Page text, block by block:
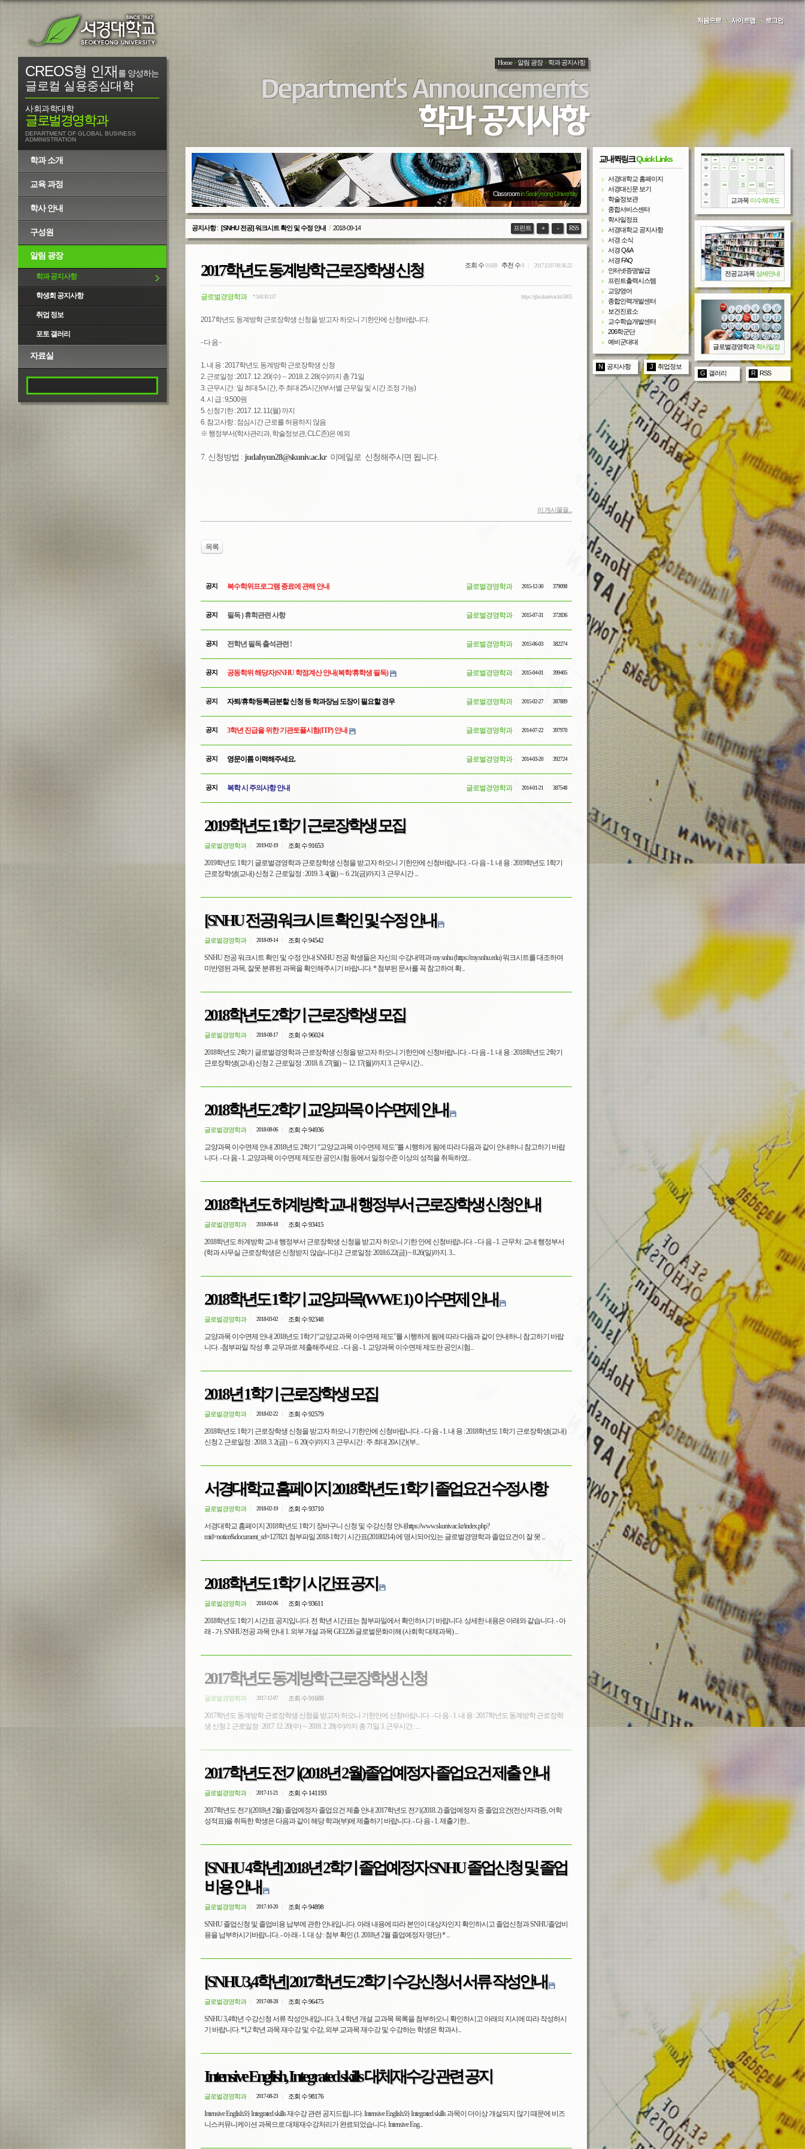
처음으로 / 사이트맵 / 로그인
CREOS형 인재 를 양성하는
글로컬 실용중심대학
사회과학대학
글로벌경영학과
DEPARTMENT OF GLOBAL BUSINESS
ADMINISTRATION
학과 소개
교육 과정
학사 안내
구성원
알림 광장
학과 공지사항
학생회 공지사항
취업 정보
포토 갤러리
자료실
Home>알림 광장>학과 공지사항
Classroomin Seokyeong University
공지사항: 2018학년도 2학기 근로장학생 모집 / 2018-08-17 RSS
-
+
프린트
2017학년도 동계방학 근로장학생 신청 조회 수91688 추천 수0 2017.12.07 09:36:22
글로벌경영학과 *.168.30.137 https://gbs.skuniv.ac.kr/5805
2017학년도 동계방학 근로장학생 신청을 받고자 하오니 기한안에 신청바랍니다.
- 다 음 -
1. 내 용 : 2017학년도 동계방학 근로장학생 신청
2. 근로일정 : 2017. 12. 20(수) ∼ 2018. 2. 28(수)까지 총 71일
3. 근무시간 : 일 최대 5시간, 주 최대 25시간(부서별 근무일 및 시간 조정 가능)
4. 시 급 : 9,500원
5. 신청기한 : 2017. 12. 11(월) 까지
6. 참고사항 : 점심시간 근로를 허용하지 않음
※ 행정부서(학사관리과, 학술정보관, CLC존)은 예외
7. 신청방법 : judahyun28@skuniv.ac.kr이메일로 신청해주시면 됩니다.
이 게시물을...
목록
공지 복수학위프로그램 종료에 관해 안내 글로벌경영학과 2015-12-30 379098
공지 필독 ) 휴학관련 사항 글로벌경영학과 2015-07-31 372836
공지 전학년 필독 출석관련 ! 글로벌경영학과 2015-06-03 382274
공지 공동학위 해당자)SNHU 학점계산 안내(복학/휴학생 필독) 글로벌경영학과 2015-04-01 399405
공지 자퇴/휴학/등록금분할 신청 등 학과장님 도장이 필요할 경우 글로벌경영학과 2015-02-27 387889
공지 3학년 진급을 위한 기관토플시험(ITP) 안내 글로벌경영학과 2014-07-22 397970
공지 영문이름 이력해주세요. 글로벌경영학과 2014-03-20 392724
공지 복학 시 주의사항 안내 글로벌경영학과 2014-01-21 387548
2019학년도 1학기 근로장학생 모집
글로벌경영학과 2019-02-19 조회 수 91653
2019학년도 1학기 글로벌경영학과 근로장학생 신청을 받고자 하오니 기한안에 신청바랍니다. - 다 음 - 1. 내 용 : 2019학년도 1학기
근로장학생(교내) 신청 2. 근로일정 : 2019. 3. 4(월) ∼ 6. 21(금)까지 3. 근무시간 ...
[SNHU 전공] 워크시트 확인 및 수정 안내
글로벌경영학과 2018-09-14 조회 수 94542
SNHU 전공 워크시트 확인 및 수정 안내 SNHU 전공 학생들은 자신의 수강내역과 my snhu (https://my.snhu.edu) 워크시트를 대조하여
미반영된 과목, 잘못 분류된 과목을 확인해주시기 바랍니다. * 첨부된 문서를 꼭 참고하여 확...
2018학년도 2학기 근로장학생 모집
글로벌경영학과 2018-08-17 조회 수 96024
2018학년도 2학기 글로벌경영학과 근로장학생 신청을 받고자 하오니 기한안에 신청바랍니다. - 다 음 - 1. 내 용 : 2018학년도 2학기
근로장학생(교내) 신청 2. 근로일정 : 2018. 8. 27(월) ∼ 12. 17(월)까지 3. 근무시간...
2018학년도 2학기 교양과목 이수면제 안내
글로벌경영학과 2018-08-06 조회 수 94936
교양과목 이수면제 안내 2018년도 2학기 “교양교과목 이수면제 제도”를 시행하게 됨에 따라 다음과 같이 안내하니 참고하기 바랍
니다. - 다 음 - 1. 교양과목 이수면제 제도란 공인시험 등에서 일정수준 이상의 성적을 취득하였...
2018학년도 하계방학 교내 행정부서 근로장학생 신청안내
글로벌경영학과 2018-06-18 조회 수 93415
2018학년도 하계방학 교내 행정부서 근로장학생 신청을 받고자 하오니 기한 안에 신청바랍니다. - 다 음 - 1. 근무처: 교내 행정부서
(학과 사무실 근로장학생은 신청받지 않습니다) 2. 근로일정: 2018.6.22(금) ~ 8.26(일)까지. 3...
2018학년도 1학기 교양과목(WWE 1) 이수면제 안내
글로벌경영학과 2018-03-02 조회 수 92348
교양과목 이수면제 안내 2018년도 1학기“교양교과목 이수면제 제도”를 시행하게 됨에 따라 다음과 같이 안내하니 참고하기 바랍
니다. -첨부파일 작성 후 교무과로 제출해주세요. - 다 음 - 1. 교양과목 이수면제 제도란 공인시험...
2018년 1학기 근로장학생 모집
글로벌경영학과 2018-02-22 조회 수 92579
2018학년도 1학기 근로장학생 신청을 받고자 하오니 기한안에 신청바랍니다. - 다 음 - 1. 내 용 : 2018학년도 1학기 근로장학생(교내)
신청 2. 근로일정 : 2018. 3. 2(금) ∼ 6. 20(수)까지 3. 근무시간 : 주 최대 20시간(부...
서경대학교 홈페이지 2018학년도 1학기 졸업요건 수정사항
글로벌경영학과 2018-02-19 조회 수 93710
서경대학교 홈페이지 2018학년도 1학기 장바구니 신청 및 수강신청 안내https://www.skuniv.ac.kr/index.php?
mid=notice&document_srl=127821 첨부파일 2018-1학기 시간표(20180214) 에 명시되어있는 글로벌경영학과 졸업요건이 잘 못 ...
2018학년도 1학기 시간표 공지
글로벌경영학과 2018-02-06 조회 수 93611
2018학년도 1학기 시간표 공지입니다. 전 학년 시간표는 첨부파일에서 확인하시기 바랍니다. 상세한 내용은 아래와 같습니다. - 아
래 - 가. SNHU전공 과목 안내 1. 외부 개설 과목 GE1226 글로벌문화이해 (사회학 대체과목) ...
2017학년도 동계방학 근로장학생 신청
글로벌경영학과 2017-12-07 조회 수 91688
2017학년도 동계방학 근로장학생 신청을 받고자 하오니 기한안에 신청바랍니다. - 다 음 - 1. 내 용 : 2017학년도 동계방학 근로장학
생 신청 2. 근로일정 : 2017. 12. 20(수) ∼ 2018. 2. 28(수)까지 총 71일 3. 근무시간 : ...
2017학년도 전기(2018년 2월)졸업예정자 졸업요건 제출 안내
글로벌경영학과 2017-11-21 조회 수 141193
2017학년도 전기(2018년 2월) 졸업예정자 졸업요건 제출 안내 2017학년도 전기(2018. 2) 졸업예정자 중 졸업요건(전산자격증, 어학
성적표)을 취득한 학생은 다음과 같이 해당 학과(부)에 제출하기 바랍니다. - 다 음 - 1. 제출기한...
[SNHU 4학년] 2018년 2학기 졸업예정자 SNHU 졸업신청 및 졸업
비용 안내
글로벌경영학과 2017-10-20 조회 수 94898
SNHU 졸업신청 및 졸업비용 납부에 관한 안내입니다. 아래 내용에 따라 본인이 대상자인지 확인하시고 졸업신청과 SNHU졸업비
용을 납부하시기바랍니다. - 아 래 - 1. 대 상 : 첨부 확인 (1. 2018년 2월 졸업예정자 명단) * ...
[SNHU3,4학년] 2017학년도 2학기 수강신청서 서류 작성안내
글로벌경영학과 2017-08-28 조회 수 96475
SNHU 3,4학년 수강신청 서류 작성안내입니다. 3, 4 학년 개설 교과목 목록을 첨부하오니 확인하시고 아래의 지시에 따라 작성하시
기 바랍니다. *1,2 학년 과목 재수강 및 수강, 외부 교과목 재수강 및 수강하는 학생은 학과사...
Intensive English, Integrated skills 대체재수강 관련 공지
글로벌경영학과 2017-08-23 조회 수 98176
Intensive English와 Integrated skills 재수강 관련 공지드립니다. Intensive English와 Integrated skills 과목이 더이상 개설되지 않기 때문에 비즈
니스커뮤니케이션 과목으로 대체재수강처리가 완료되었습니다. Intensive Eng...
교내퀵링크Quick Links
서경대학교 홈페이지
서경대신문 보기
학술정보관
종합서비스센터
학사일정표
서경대학교 공지사항
서경 소식
서경 Q&A
서경 FAQ
인터넷증명발급
프린트출력시스템
교양영어
종합인력개발센터
보건진료소
교수학습개발센터
206학군단
예비군대대
교과목 이수체계도
전공교과목상세안내
글로벌경영학과학사일정
N 공지사항 J
취업정보
G
갤러리 R RSS